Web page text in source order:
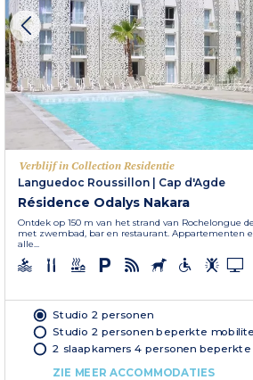
Verblijf in Collection Residentie
Languedoc Roussillon
Cap d'Agde
Résidence Odalys Nakara
Ontdek op 150 m van het strand van Rochelongue
met zwembad, bar en restaurant. Appartementen
alle...
Studio 2 personen
Studio 2 personen beperkte
2 slaapkamers 4 personen
ZIE MEER ACCOMMODATIES